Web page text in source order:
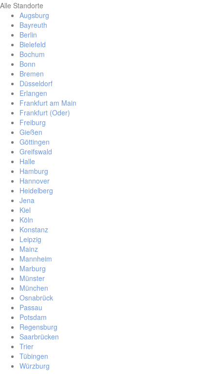
Alle Standorte
Augsburg
Bayreuth
Berlin
Bielefeld
Bochum
Bonn
Bremen
Düsseldorf
Erlangen
Frankfurt am Main
Frankfurt (Oder)
Freiburg
Gießen
Göttingen
Greifswald
Halle
Hamburg
Hannover
Heidelberg
Jena
Kiel
Köln
Konstanz
Leipzig
Mainz
Mannheim
Marburg
Münster
München
Osnabrück
Passau
Potsdam
Regensburg
Saarbrücken
Trier
Tübingen
Würzburg